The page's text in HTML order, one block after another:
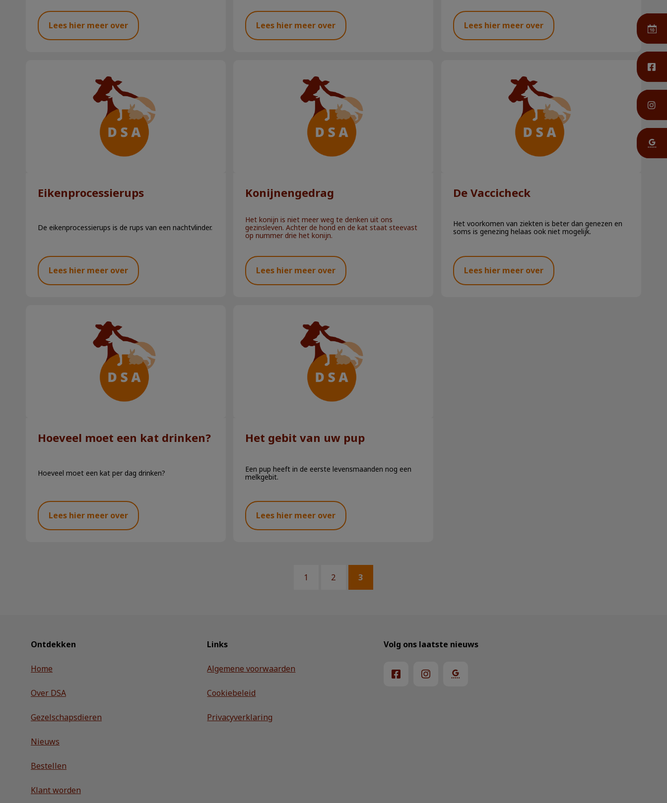
Lees hier meer over Lees hier meer over Lees hier meer over
Eikenprocessierups
De eikenprocessierups is de rups van een nachtvlinder.
Lees hier meer over
Konijnengedrag
Het konijn is niet meer weg te denken uit ons
gezinsleven. Achter de hond en de kat staat steevast
op nummer drie het konijn.
Lees hier meer over
De Vaccicheck
Het voorkomen van ziekten is beter dan genezen en
soms is genezing helaas ook niet mogelijk.
Lees hier meer over
Hoeveel moet een kat drinken?
Hoeveel moet een kat per dag drinken?
Lees hier meer over
Het gebit van uw pup
Een pup heeft in de eerste levensmaanden nog een
melkgebit.
Lees hier meer over
1 2 3
Ontdekken
Home
Over DSA
Gezelschapsdieren
Nieuws
Bestellen
Klant worden
Links
Algemene voorwaarden
Cookiebeleid
Privacyverklaring
Volg ons laatste nieuws